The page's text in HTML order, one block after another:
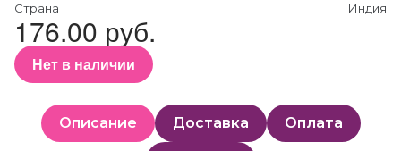
Страна
Индия
176.00 руб.
Нет в наличии
Описание Доставка Оплата